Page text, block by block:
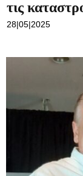
τις
28|05|2025